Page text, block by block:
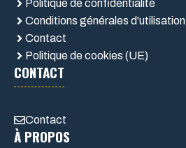
Politique de confidentialité
Conditions générales d'utilisation
Contact
Politique de cookies (UE)
CONTACT
Contact
À PROPOS